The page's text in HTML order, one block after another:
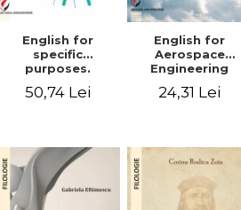
English for
specific
purposes.
psychology
50,74 Lei
English for
Aerospace
Engineering
24,31 Lei